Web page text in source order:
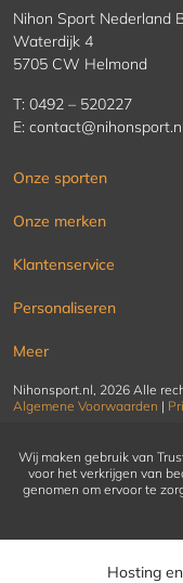
Nihon Sport Nederland
Waterdijk 4
5705 CW Helmond
T: 0492 – 520227
E: contact@nihonsport.nl
Onze sporten
Onze merken
Klantenservice
Personaliseren
Meer
Nihonsport.nl, 2026 Alle
Algemene Voorwaarden |
Wij maken gebruik van
voor het verkrijgen van
genomen om ervoor te
Hosting